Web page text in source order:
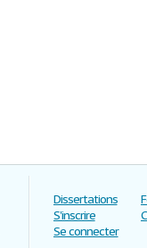
Dissertations
S'inscrire
Se connecter